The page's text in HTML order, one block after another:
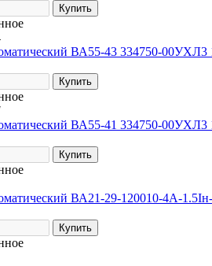
ВА55-43 334750-00УХЛ3
ВА55-41 334750-00УХЛ3
ВА21-29-120010-4А-